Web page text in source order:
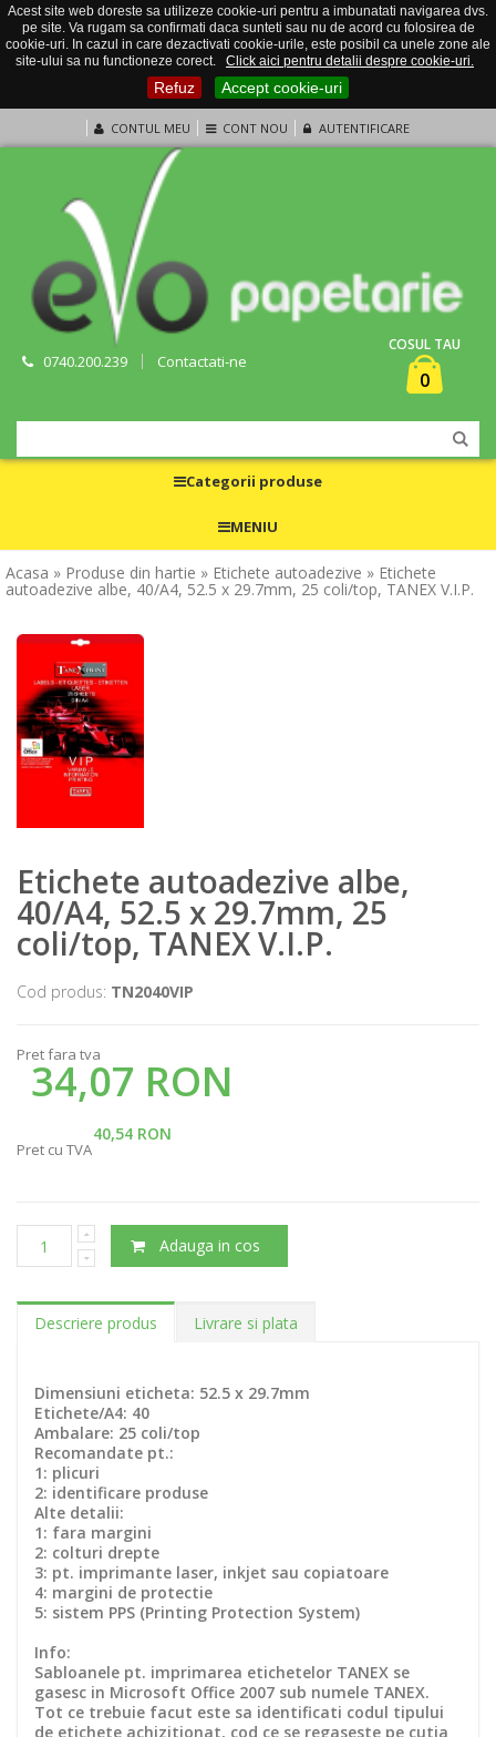
Acest site web doreste sa utilizeze cookie-uri pentru a imbunatati navigarea dvs.
pe site. Va rugam sa confirmati daca sunteti sau nu de acord cu folosirea de
cookie-uri. In cazul in care dezactivati cookie-urile, este posibil ca unele zone ale
site-ului sa nu functioneze corect.
Click aici pentru detalii despre cookie-uri.
Refuz Accept cookie-uri
CONTUL MEU CONT NOU AUTENTIFICARE
0740.200.239 Contactati-ne
COSUL TAU
0
Categorii produse
MENIU
Acasa » Produse din hartie » Etichete autoadezive » Etichete
autoadezive albe, 40/A4, 52.5 x 29.7mm, 25 coli/top, TANEX V.I.P.
Etichete autoadezive albe,
40/A4, 52.5 x 29.7mm, 25
coli/top, TANEX V.I.P.
Cod produs: TN2040VIP
Pret fara tva
34,07 RON
40,54 RON
Pret cu TVA
Adauga in cos
Descriere produs Livrare si plata
Dimensiuni eticheta: 52.5 x 29.7mm
Etichete/A4: 40
Ambalare: 25 coli/top
Recomandate pt.:
1: plicuri
2: identificare produse
Alte detalii:
1: fara margini
2: colturi drepte
3: pt. imprimante laser, inkjet sau copiatoare
4: margini de protectie
5: sistem PPS (Printing Protection System)
Info:
Sabloanele pt. imprimarea etichetelor TANEX se
gasesc in Microsoft Office 2007 sub numele TANEX.
Tot ce trebuie facut este sa identificati codul tipului
de etichete achizitionat, cod ce se regaseste pe cutia